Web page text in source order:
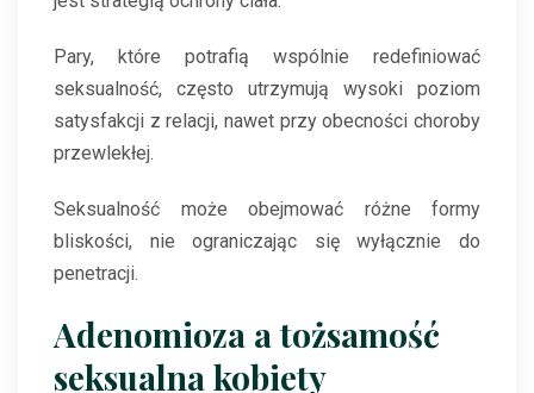
Pary, które potrafią wspólnie redefiniować
seksualność, często utrzymują wysoki poziom
satysfakcji z relacji, nawet przy obecności choroby
przewlekłej.
Seksualność może obejmować różne formy
bliskości, nie ograniczając się wyłącznie do
penetracji.
Adenomioza a tożsamość
seksualna kobiety